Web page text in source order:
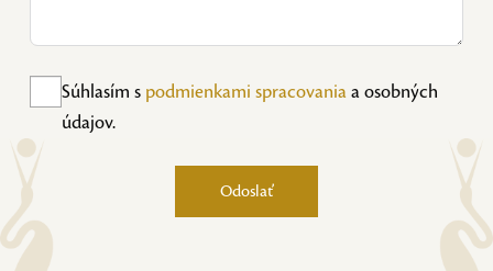
Súhlasím s podmienkami spracovaniaa osobných
údajov.
Odoslať
Alternative: